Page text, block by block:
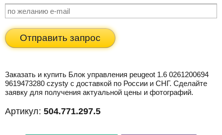
Отправить запрос
Заказать и купить Блок управления peugeot 1.6 0261200694
9619473280 czysty с доставкой по России и СНГ. Сделайте
заявку для получения актуальной цены и фотографий.
Артикул: 504.771.297.5